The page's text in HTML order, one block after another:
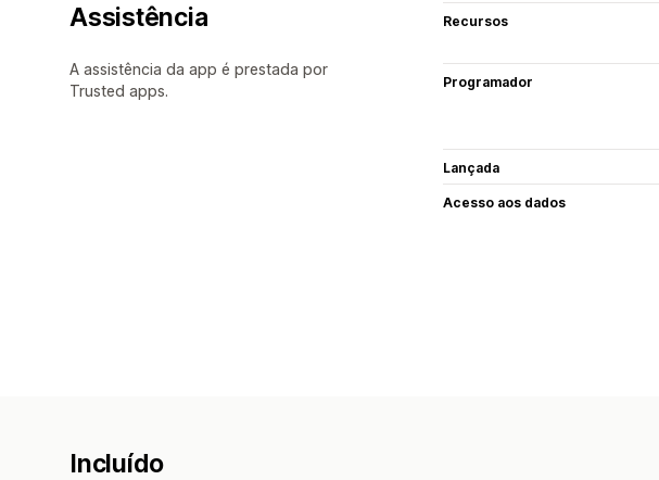
Assistência
A assistência da app é prestada por
Trusted apps.
Recursos
Programador
Lançada
Acesso aos dados
Incluído